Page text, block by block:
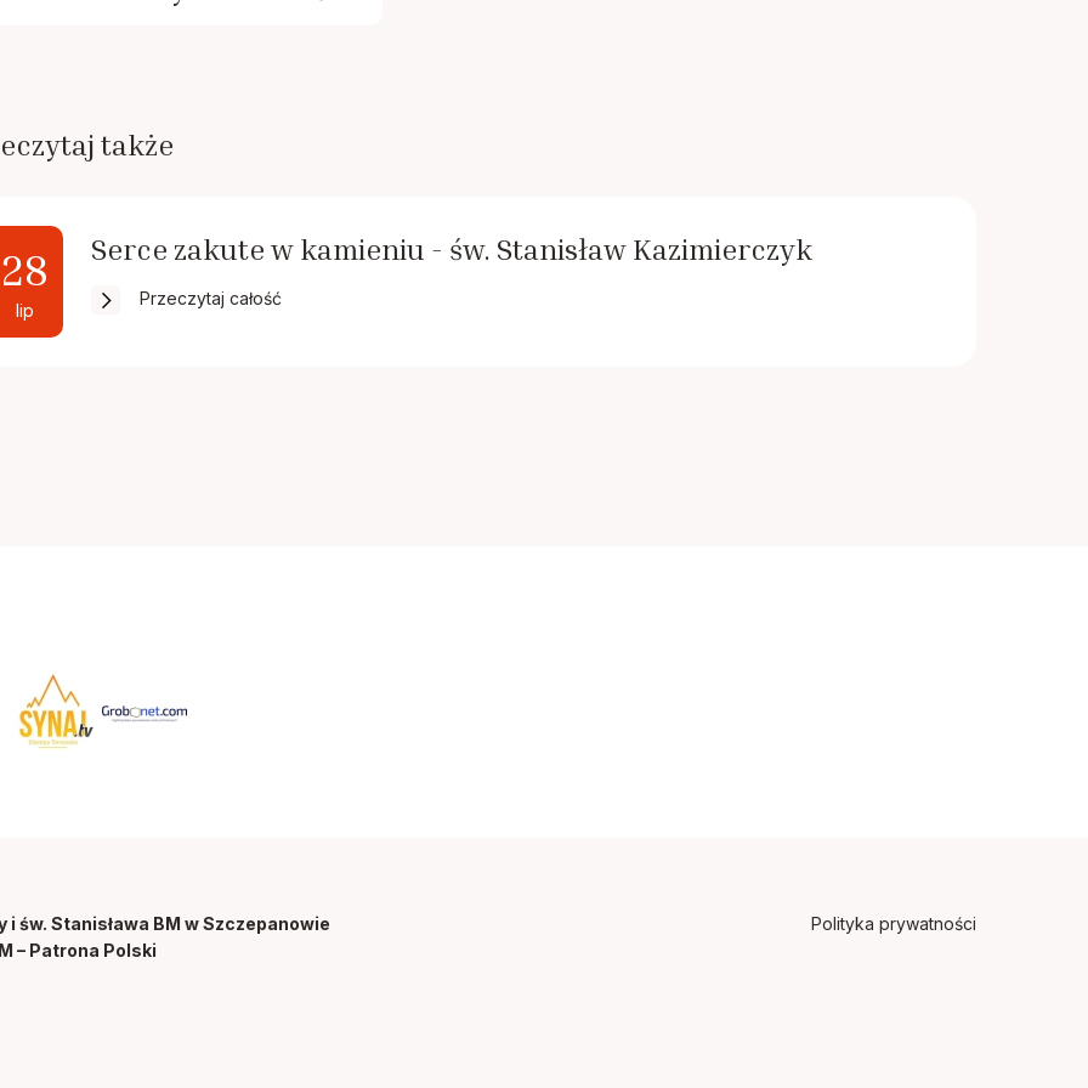
także
28
lip
Serce zakute w kamieniu - św. Stanisław Kazimierczyk
Przeczytaj całość
św. Stanisława BM w Szczepanowie
– Patrona Polski
Polityka prywatności